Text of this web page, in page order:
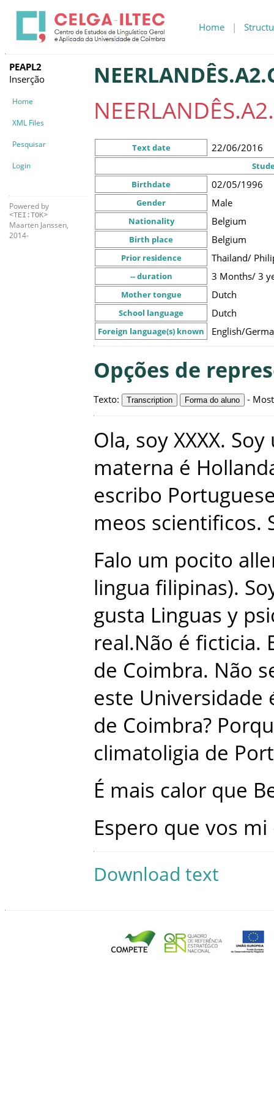
Home |
PEAPL2
Inserção
Home
XML Files
Pesquisar
Login
Powered by
<TEI:TOK>
Maarten Janssen,
2014-
Text date 22/06/2016
Birthdate
02/05/1996
Gender Male
Nationality Belgium
Birth place Belgium
Prior residence Thailand/
-- duration 3 Months/ 3
Mother tongue Dutch
School language Dutch
Foreign language(s) known English/
Opções de
Texto: Transcription Forma do aluno -
Ola, soy XXXX. Soy
materna é
escribo
meos scientificos.
Falo um pocito
lingua filipinas).
gusta Linguas y
real.Não é ficticia.
de Coimbra. Não
este Universidade
de Coimbra?
climatoligia de
É mais calor que
Espero que vos mi
Download text